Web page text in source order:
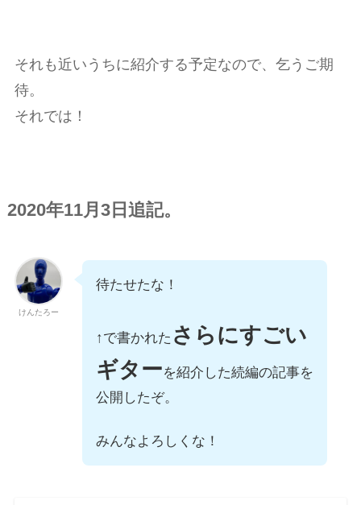
それも近いうちに紹介する予定なので、乞うご期
待。
それでは！
2020年11月3日追記。
けんたろー
待たせたな！
↑で書かれた さらにすごい
ギターを紹介した続編の記事を
公開したぞ。
みんなよろしくな！